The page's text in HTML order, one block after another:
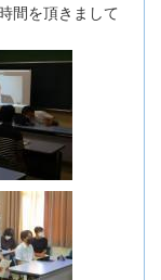
間を頂きまして